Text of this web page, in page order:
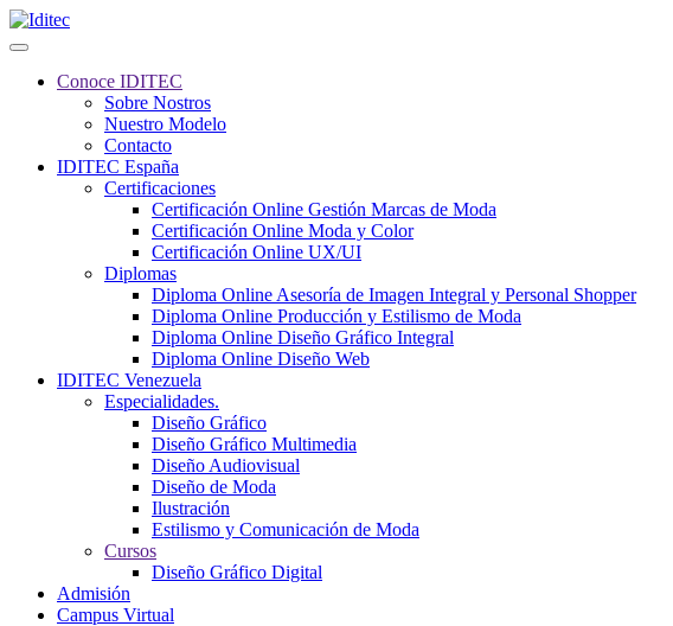
Conoce IDITEC
Sobre Nostros
Nuestro Modelo
Contacto
IDITEC España
Certificaciones
Certificación Online Gestión Marcas de Moda
Certificación Online Moda y Color
Certificación Online UX/UI
Diplomas
Diploma Online Asesoría de Imagen Integral y Personal Shopper
Diploma Online Producción y Estilismo de Moda
Diploma Online Diseño Gráfico Integral
Diploma Online Diseño Web
IDITEC Venezuela
Especialidades.
Diseño Gráfico
Diseño Gráfico Multimedia
Diseño Audiovisual
Diseño de Moda
Ilustración
Estilismo y Comunicación de Moda
Cursos
Diseño Gráfico Digital
Admisión
Campus Virtual